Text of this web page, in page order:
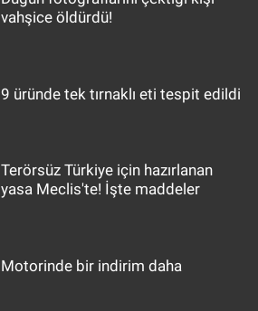
vahşice öldürdü!
9 üründe tek tırnaklı eti tespit edildi
Terörsüz Türkiye için hazırlanan
yasa Meclis'te! İşte maddeler
Motorinde bir indirim daha